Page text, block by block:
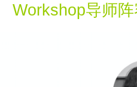
Workshop导师